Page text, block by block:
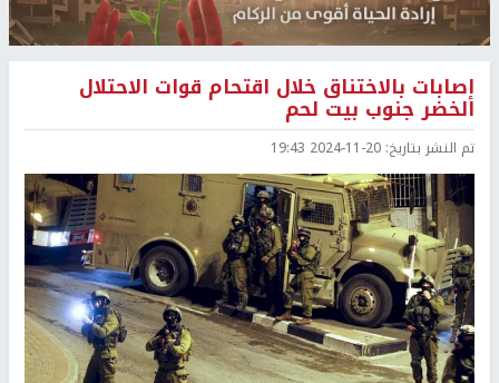
إصابات بالاختناق خلال اقتحام قوات الاحتلال
الخضر جنوب بيت لحم
تم النشر بتاريخ: 2024-11-20 19:43